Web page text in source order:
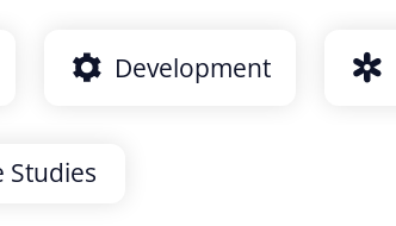
Development
Studies